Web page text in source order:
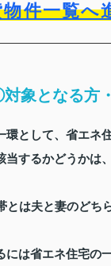
件一覧へ
象となる方
として、省エネ
するかどうかは
は夫と妻のどち
は省エネ住宅の